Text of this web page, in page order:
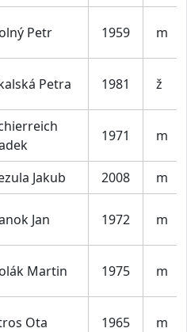
Petr 1959 m
Petra 1981 ž
1971 m
Jakub 2008 m
Jan 1972 m
Martin 1975 m
Ota 1965 m